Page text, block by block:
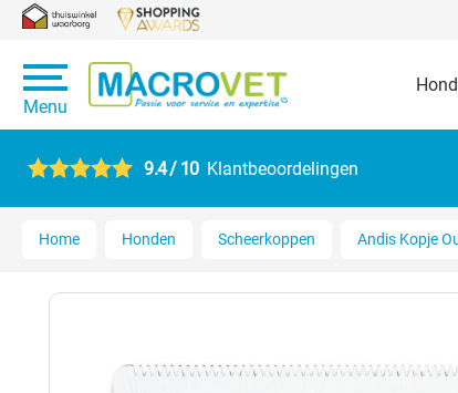
Menu
9.4 / 10 Klantbeoordelingen
Home Honden Scheerkoppen Andis Kopje